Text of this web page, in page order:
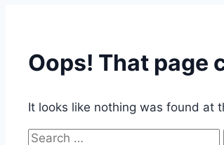
Oops! That page
It looks like nothing was found at
Search